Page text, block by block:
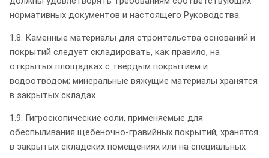
нормативных документов и настоящего Руководства.
1.8. Каменные материалы для строительства оснований и
покрытий следует складировать, как правило, на
открытых площадках с твердым покрытием и
водоотводом; минеральные вяжущие материалы хранятся
в закрытых складах.
1.9. Гигроскопические соли, применяемые для
обеспыливания щебеночно-гравийных покрытий, хранятся
в закрытых складских помещениях или на специальных